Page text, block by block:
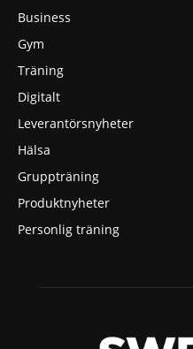
Business
Gym
Träning
Digitalt
Leverantörsnyheter
Hälsa
Gruppträning
Produktnyheter
Personlig träning